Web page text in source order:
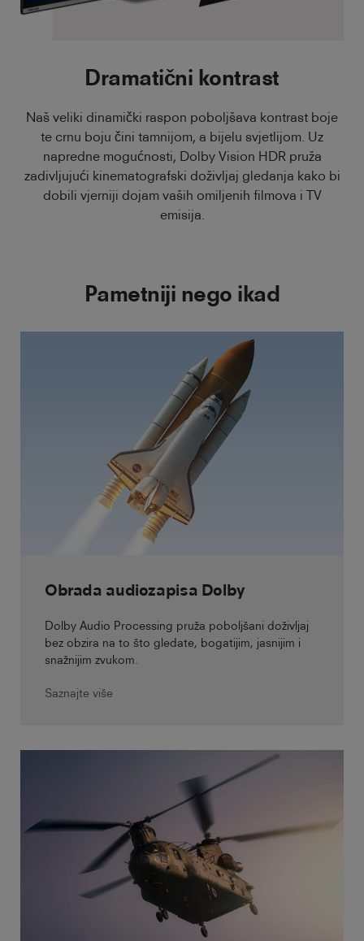
Dramatični kontrast
Naš veliki dinamički raspon poboljšava kontrast boje
te crnu boju čini tamnijom, a bijelu svjetlijom. Uz
napredne mogućnosti, Dolby Vision HDR pruža
zadivljujući kinematografski doživljaj gledanja kako bi
dobili vjerniji dojam vaših omiljenih filmova i TV
emisija.
Pametniji nego ikad
Obrada audiozapisa Dolby
Dolby Audio Processing pruža poboljšani doživljaj
bez obzira na to što gledate, bogatijim, jasnijim i
snažnijim zvukom.
Saznajte više